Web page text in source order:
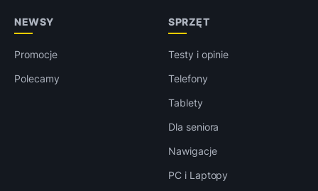
NEWSY
Promocje
Polecamy
SPRZĘT
Testy i opinie
Telefony
Tablety
Dla seniora
Nawigacje
PC i Laptopy